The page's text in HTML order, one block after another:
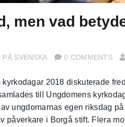
men vad
PÅ SVENSKA 0 COMMENTS
2018 diskuterade
till Ungdomens
ungdomarnas egen riksdag
påverkare i Borgå stift. Flera